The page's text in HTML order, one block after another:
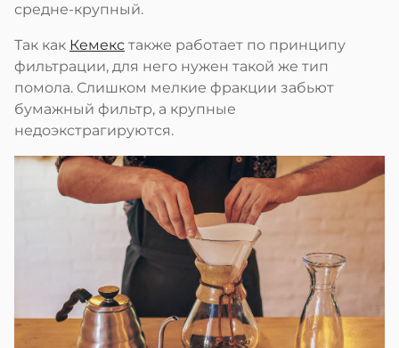
средне-крупный.
Так как Кемекс также работает по принципу
фильтрации, для него нужен такой же тип
помола. Слишком мелкие фракции забьют
бумажный фильтр, а крупные
недоэкстрагируются.